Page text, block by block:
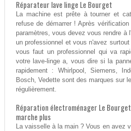
Réparateur lave linge Le Bourget
La machine est prête à tourner et
refuse de démarrer ! Après
paramètres, vous devez vous rendre à
un professionnel et vous n'avez surtout
vous faut un professionnel qui va
votre lave-linge a, vous dire si la
rapidement : Whirlpool, Siemens,
Bosch, Vedette sont des marques sur
régulièrement.
Réparation électroménager Le
marche plus
La vaisselle à la main ? Vous en avez